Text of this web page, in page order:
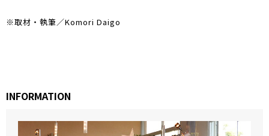
※取材・執筆／Komori Daigo
INFORMATION